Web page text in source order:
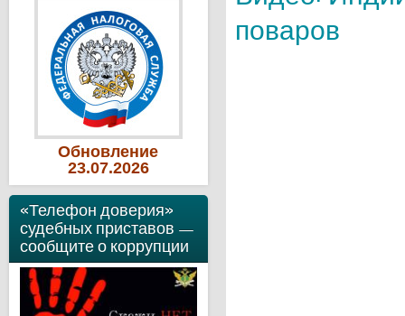
Обновление
23.07.2026
«Телефон доверия»
судебных приставов —
сообщите о коррупции
поваров